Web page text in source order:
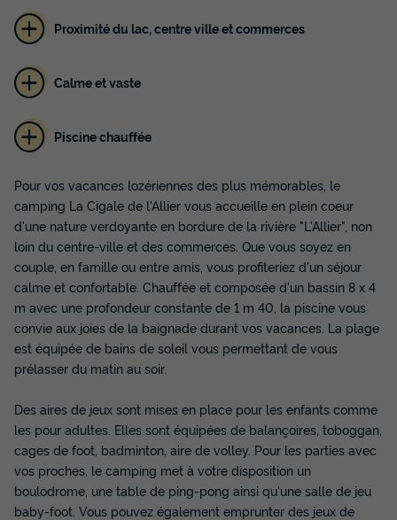
2021 -
Surface
9,27m²
Adultes
2
Animaux autorisés * Réfrigérateur
Salon de jardin
Micro-ondes
CHALET 2 personnes - Chalet - année 2021 -
du08/09/2026au15/09/2026
Meilleur prix pour 7 nuits
230 €
Voir les disponibilités
Proximité du lac, centre ville et commerces
Calme et vaste
Piscine chauffée
Pour vos vacances lozériennes des plus mémorables, le
camping La Cigale de l'Allier vous accueille en plein coeur
d'une nature verdoyante en bordure de la rivière "L'Allier", non
loin du centre-ville et des commerces. Que vous soyez en
couple, en famille ou entre amis, vous profiteriez d'un séjour
calme et confortable. Chauffée et composée d'un bassin 8 x 4
m avec une profondeur constante de 1 m 40, la piscine vous
convie aux joies de la baignade durant vos vacances. La plage
est équipée de bains de soleil vous permettant de vous
prélasser du matin au soir.
Des aires de jeux sont mises en place pour les enfants comme
les pour adultes. Elles sont équipées de balançoires, toboggan,
cages de foot, badminton, aire de volley. Pour les parties avec
vos proches, le camping met à votre disposition un
boulodrome, une table de ping-pong ainsi qu'une salle de jeu
baby-foot. Vous pouvez également emprunter des jeux de